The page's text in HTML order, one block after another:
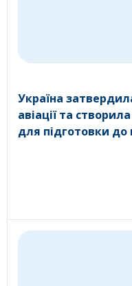
Україна
авіації та
для підготовки до